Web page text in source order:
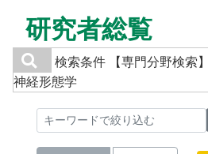
研究者総覧
検索条件
【専門分野検索
神経形態学